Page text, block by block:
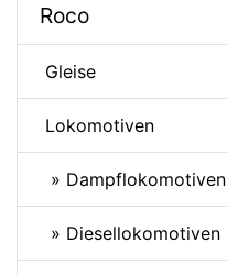
Roco
Gleise
Lokomotiven
» Dampflokomotiven
» Diesellokomotiven